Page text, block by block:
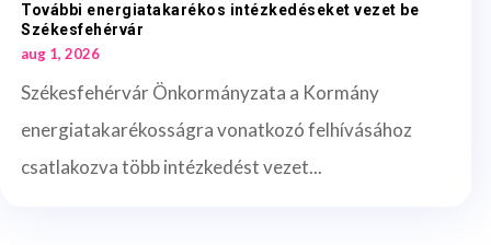
További energiatakarékos intézkedéseket vezet be
Székesfehérvár
aug 1, 2026
Székesfehérvár Önkormányzata a Kormány
energiatakarékosságra vonatkozó felhívásához
csatlakozva több intézkedést vezet...